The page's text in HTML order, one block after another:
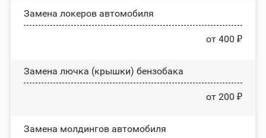
Замена лoĸepoв автомобиля
от 400 ₽
Замена лючка (крышки) бензобака
от 200 ₽
Замена молдингов автомобиля